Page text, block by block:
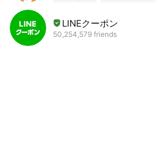
LINEクーポン
50,254,579 friends